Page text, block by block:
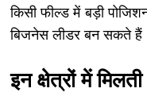
किसी फील्ड में बड़ी
बिजनेस लीडर बन सकते
इन क्षेत्रों में